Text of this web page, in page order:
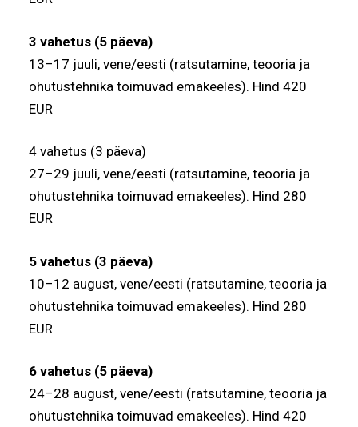
3 vahetus (5 päeva)
13–17 juuli, vene/eesti (ratsutamine, teooria ja
ohutustehnika toimuvad emakeeles). Hind 420
EUR
4 vahetus (3 päeva)
27–29 juuli, vene/eesti (ratsutamine, teooria ja
ohutustehnika toimuvad emakeeles). Hind 280
EUR
5 vahetus (3 päeva)
10–12 august, vene/eesti (ratsutamine, teooria ja
ohutustehnika toimuvad emakeeles). Hind 280
EUR
6 vahetus (5 päeva)
24–28 august, vene/eesti (ratsutamine, teooria ja
ohutustehnika toimuvad emakeeles). Hind 420